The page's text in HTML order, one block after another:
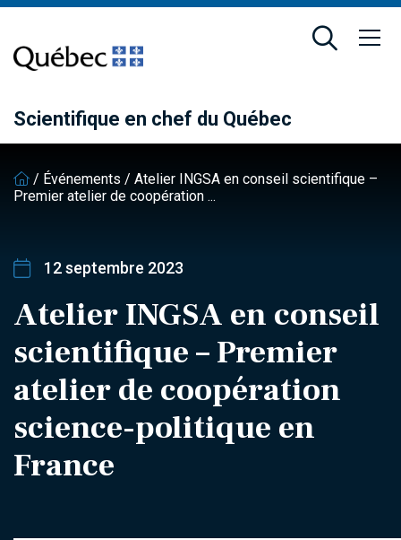
contenu
principal
pied
de
Scientifique en chef du Québec
/ Événements / Atelier INGSA en conseil scientifique –
Premier atelier de coopération ...
12 septembre 2023
Atelier INGSA en conseil
scientifique – Premier
atelier de coopération
science-politique en
France